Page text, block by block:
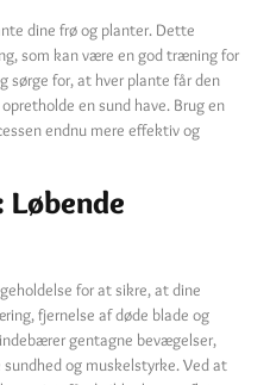
dine frø og planter. Dette
som kan være en god træning for
sørge for, at hver plante får den
en sund have. Brug en
endnu mere effektiv og
for at sikre, at dine
fjernelse af døde blade og
gentagne bevægelser,
og muskelstyrke. Ved at